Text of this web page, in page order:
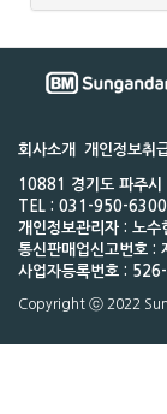
회사소개 개인정보취
10881 경기도 파주시
TEL : 031-950-6300
개인정보관리자 : 노
통신판매업신고번호
사업자등록번호 :
Copyright ⓒ 2022